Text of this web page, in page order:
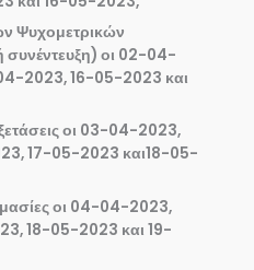
Ψυχομετρικών
οι 02-04-
2023, 16-05-2023 και
οι 03-04-2023,
17-05-2023 και18-05-
οι 04-04-2023,
18-05-2023 και 19-